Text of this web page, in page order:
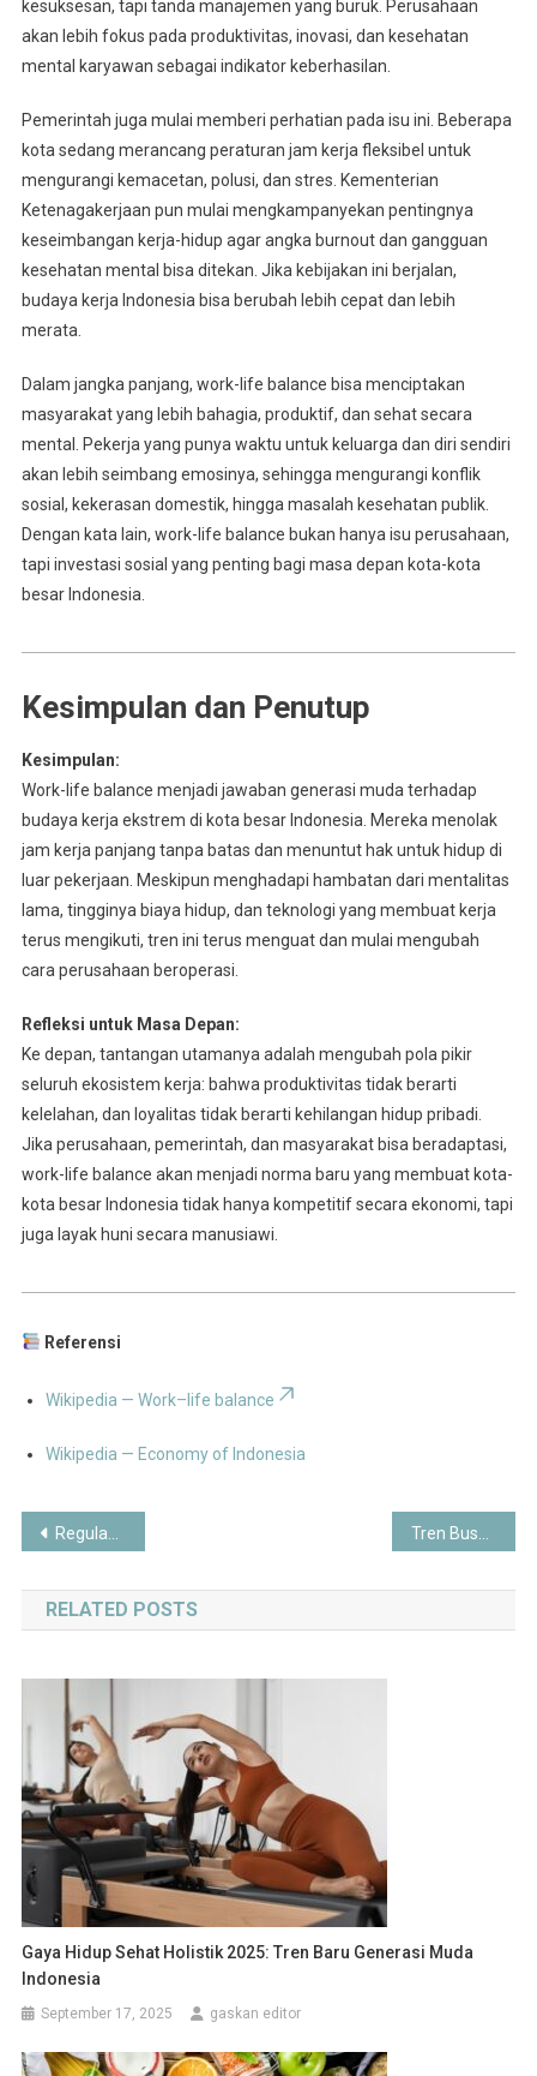
kesuksesan, tapi tanda manajemen yang buruk. Perusahaan
akan lebih fokus pada produktivitas, inovasi, dan kesehatan
mental karyawan sebagai indikator keberhasilan.
Pemerintah juga mulai memberi perhatian pada isu ini. Beberapa
kota sedang merancang peraturan jam kerja fleksibel untuk
mengurangi kemacetan, polusi, dan stres. Kementerian
Ketenagakerjaan pun mulai mengkampanyekan pentingnya
keseimbangan kerja-hidup agar angka burnout dan gangguan
kesehatan mental bisa ditekan. Jika kebijakan ini berjalan,
budaya kerja Indonesia bisa berubah lebih cepat dan lebih
merata.
Dalam jangka panjang, work-life balance bisa menciptakan
masyarakat yang lebih bahagia, produktif, dan sehat secara
mental. Pekerja yang punya waktu untuk keluarga dan diri sendiri
akan lebih seimbang emosinya, sehingga mengurangi konflik
sosial, kekerasan domestik, hingga masalah kesehatan publik.
Dengan kata lain, work-life balance bukan hanya isu perusahaan,
tapi investasi sosial yang penting bagi masa depan kota-kota
besar Indonesia.
Kesimpulan dan Penutup
Kesimpulan:
Work-life balance menjadi jawaban generasi muda terhadap
budaya kerja ekstrem di kota besar Indonesia. Mereka menolak
jam kerja panjang tanpa batas dan menuntut hak untuk hidup di
luar pekerjaan. Meskipun menghadapi hambatan dari mentalitas
lama, tingginya biaya hidup, dan teknologi yang membuat kerja
terus mengikuti, tren ini terus menguat dan mulai mengubah
cara perusahaan beroperasi.
Refleksi untuk Masa Depan:
Ke depan, tantangan utamanya adalah mengubah pola pikir
seluruh ekosistem kerja: bahwa produktivitas tidak berarti
kelelahan, dan loyalitas tidak berarti kehilangan hidup pribadi.
Jika perusahaan, pemerintah, dan masyarakat bisa beradaptasi,
work-life balance akan menjadi norma baru yang membuat kota-
kota besar Indonesia tidak hanya kompetitif secara ekonomi, tapi
juga layak huni secara manusiawi.
Referensi
Wikipedia — Work–life balance
Wikipedia — Economy of Indonesia
Post
navigation
Regulasi Baru Perlindungan Data Pribadi di Indonesia: Peluang, Tantangan, dan Dampaknya ke Dunia Digital
RELATED POSTS
Gaya Hidup Sehat Holistik 2025: Tren Baru Generasi Muda
Indonesia
September 17, 2025 gaskan editor